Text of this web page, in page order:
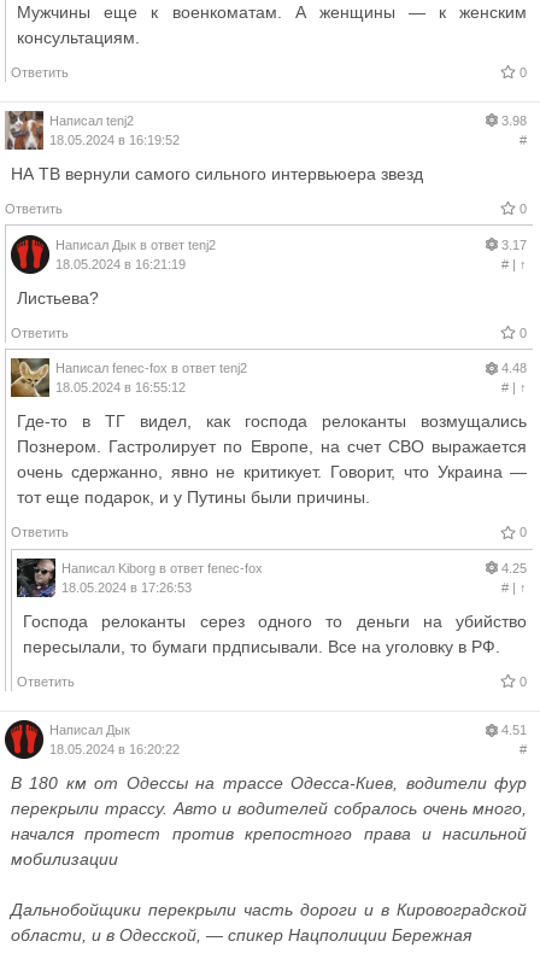
Мужчины еще к военкоматам. А женщины — к женским
консультациям.
Ответить 0
Написал tenj2
18.05.2024 в 16:19:52
3.98
#
НА ТВ вернули самого сильного интервьюера звезд
Ответить 0
Написал Дык в ответ tenj2
18.05.2024 в 16:21:19
3.17
#| ↑
Листьева?
Ответить 0
Написал fenec-fox в ответ tenj2
18.05.2024 в 16:55:12
4.48
#| ↑
Где-то в ТГ видел, как господа релоканты возмущались
Познером. Гастролирует по Европе, на счет СВО выражается
очень сдержанно, явно не критикует. Говорит, что Украина —
тот еще подарок, и у Путины были причины.
Ответить 0
Написал Kiborg в ответ fenec-fox
18.05.2024 в 17:26:53
4.25
#| ↑
Господа релоканты серез одного то деньги на убийство
пересылали, то бумаги прдписывали. Все на уголовку в РФ.
Ответить 0
Написал Дык
18.05.2024 в 16:20:22
4.51
#
В 180 км от Одессы на трассе Одесса-Киев, водители фур
перекрыли трассу. Авто и водителей собралось очень много,
начался протест против крепостного права и насильной
мобилизации
Дальнобойщики перекрыли часть дороги и в Кировоградской
области, и в Одесской, — спикер Нацполиции Бережная